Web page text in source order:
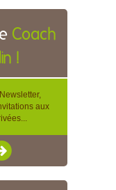
Coach
!
aux